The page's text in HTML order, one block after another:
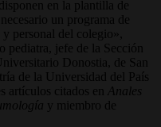
en la plantilla de
un programa de
personal del colegio»,
jefe de la Sección
Donostia, de San
de la Universidad del País
artículos citados en
Anales
y miembro de